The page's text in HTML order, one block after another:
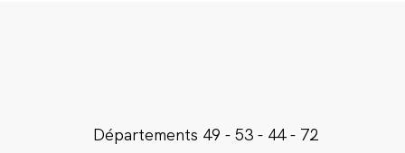
Départements 49 - 53 - 44 - 72